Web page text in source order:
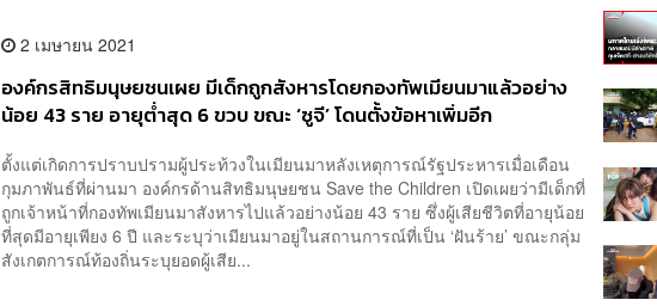
2 เมษายน 2021
องค์กรสิทธิมนุษยชนเผย มีเด็กถูกสังหารโดยกองทัพเมียนมาแล้วอย่าง
น้อย 43 ราย อายุต่ำสุด 6 ขวบ ขณะ ‘ซูจี’ โดนตั้งข้อหาเพิ่มอีก
ตั้งแต่เกิดการปราบปรามผู้ประท้วงในเมียนมาหลังเหตุการณ์รัฐประหารเมื่อเดือน
กุมภาพันธ์ที่ผ่านมา องค์กรด้านสิทธิมนุษยชน Save the Children เปิดเผยว่ามีเด็กที่
ถูกเจ้าหน้าที่กองทัพเมียนมาสังหารไปแล้วอย่างน้อย 43 ราย ซึ่งผู้เสียชีวิตที่อายุน้อย
ที่สุดมีอายุเพียง 6 ปี และระบุว่าเมียนมาอยู่ในสถานการณ์ที่เป็น ‘ฝันร้าย’ ขณะกลุ่ม
สังเกตการณ์ท้องถิ่นระบุยอดผู้เสีย...